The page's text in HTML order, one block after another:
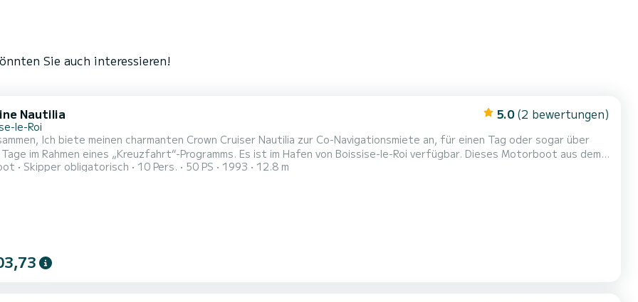
Sie auch interessieren!
Nautilia 5.0 (2 bewertungen)
le-Roi
Ich biete meinen charmanten Crown Cruiser Nautilia zur Co-Navigationsmiete an, für einen Tag oder sogar über
im Rahmen eines „Kreuzfahrt“-Programms. Es ist im Hafen von Boissise-le-Roi verfügbar. Dieses Motorboot aus dem
wurde 2019 renoviert und eignet sich perfekt für den Empfang mit Familie oder Freunden von bis zu 9 Personen. Es
Skipper obligatorisch 10 Pers. 50 PS 1993 12.8 m